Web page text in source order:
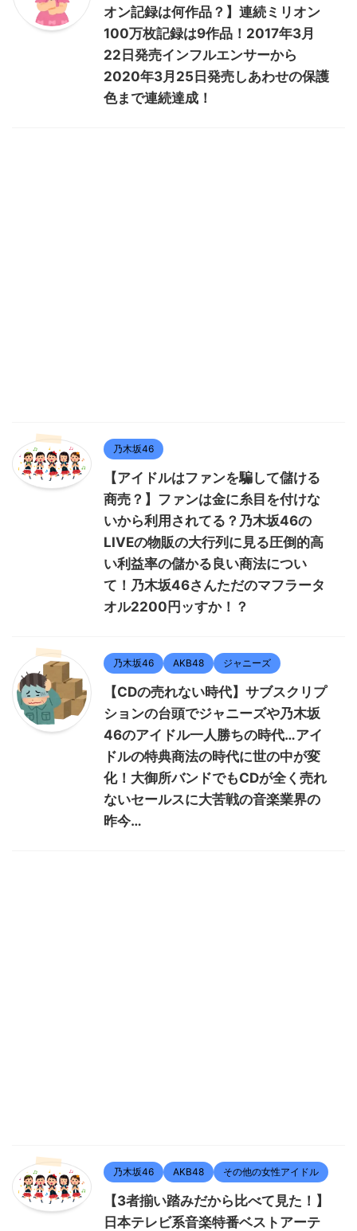
オン記録は何作品？】連続ミリオン
100万枚記録は9作品！2017年3月
22日発売インフルエンサーから
2020年3月25日発売しあわせの保護
色まで連続達成！
乃木坂46
【アイドルはファンを騙して儲ける
商売？】ファンは金に糸目を付けな
いから利用されてる？乃木坂46の
LIVEの物販の大行列に見る圧倒的高
い利益率の儲かる良い商法につい
て！乃木坂46さんただのマフラータ
オル2200円ッすか！？
乃木坂46 AKB48 ジャニーズ
【CDの売れない時代】サブスクリプ
ションの台頭でジャニーズや乃木坂
46のアイドル一人勝ちの時代…アイ
ドルの特典商法の時代に世の中が変
化！大御所バンドでもCDが全く売れ
ないセールスに大苦戦の音楽業界の
昨今…
乃木坂46 AKB48 その他の女性アイドル
【3者揃い踏みだから比べて見た！】
日本テレビ系音楽特番ベストアーテ